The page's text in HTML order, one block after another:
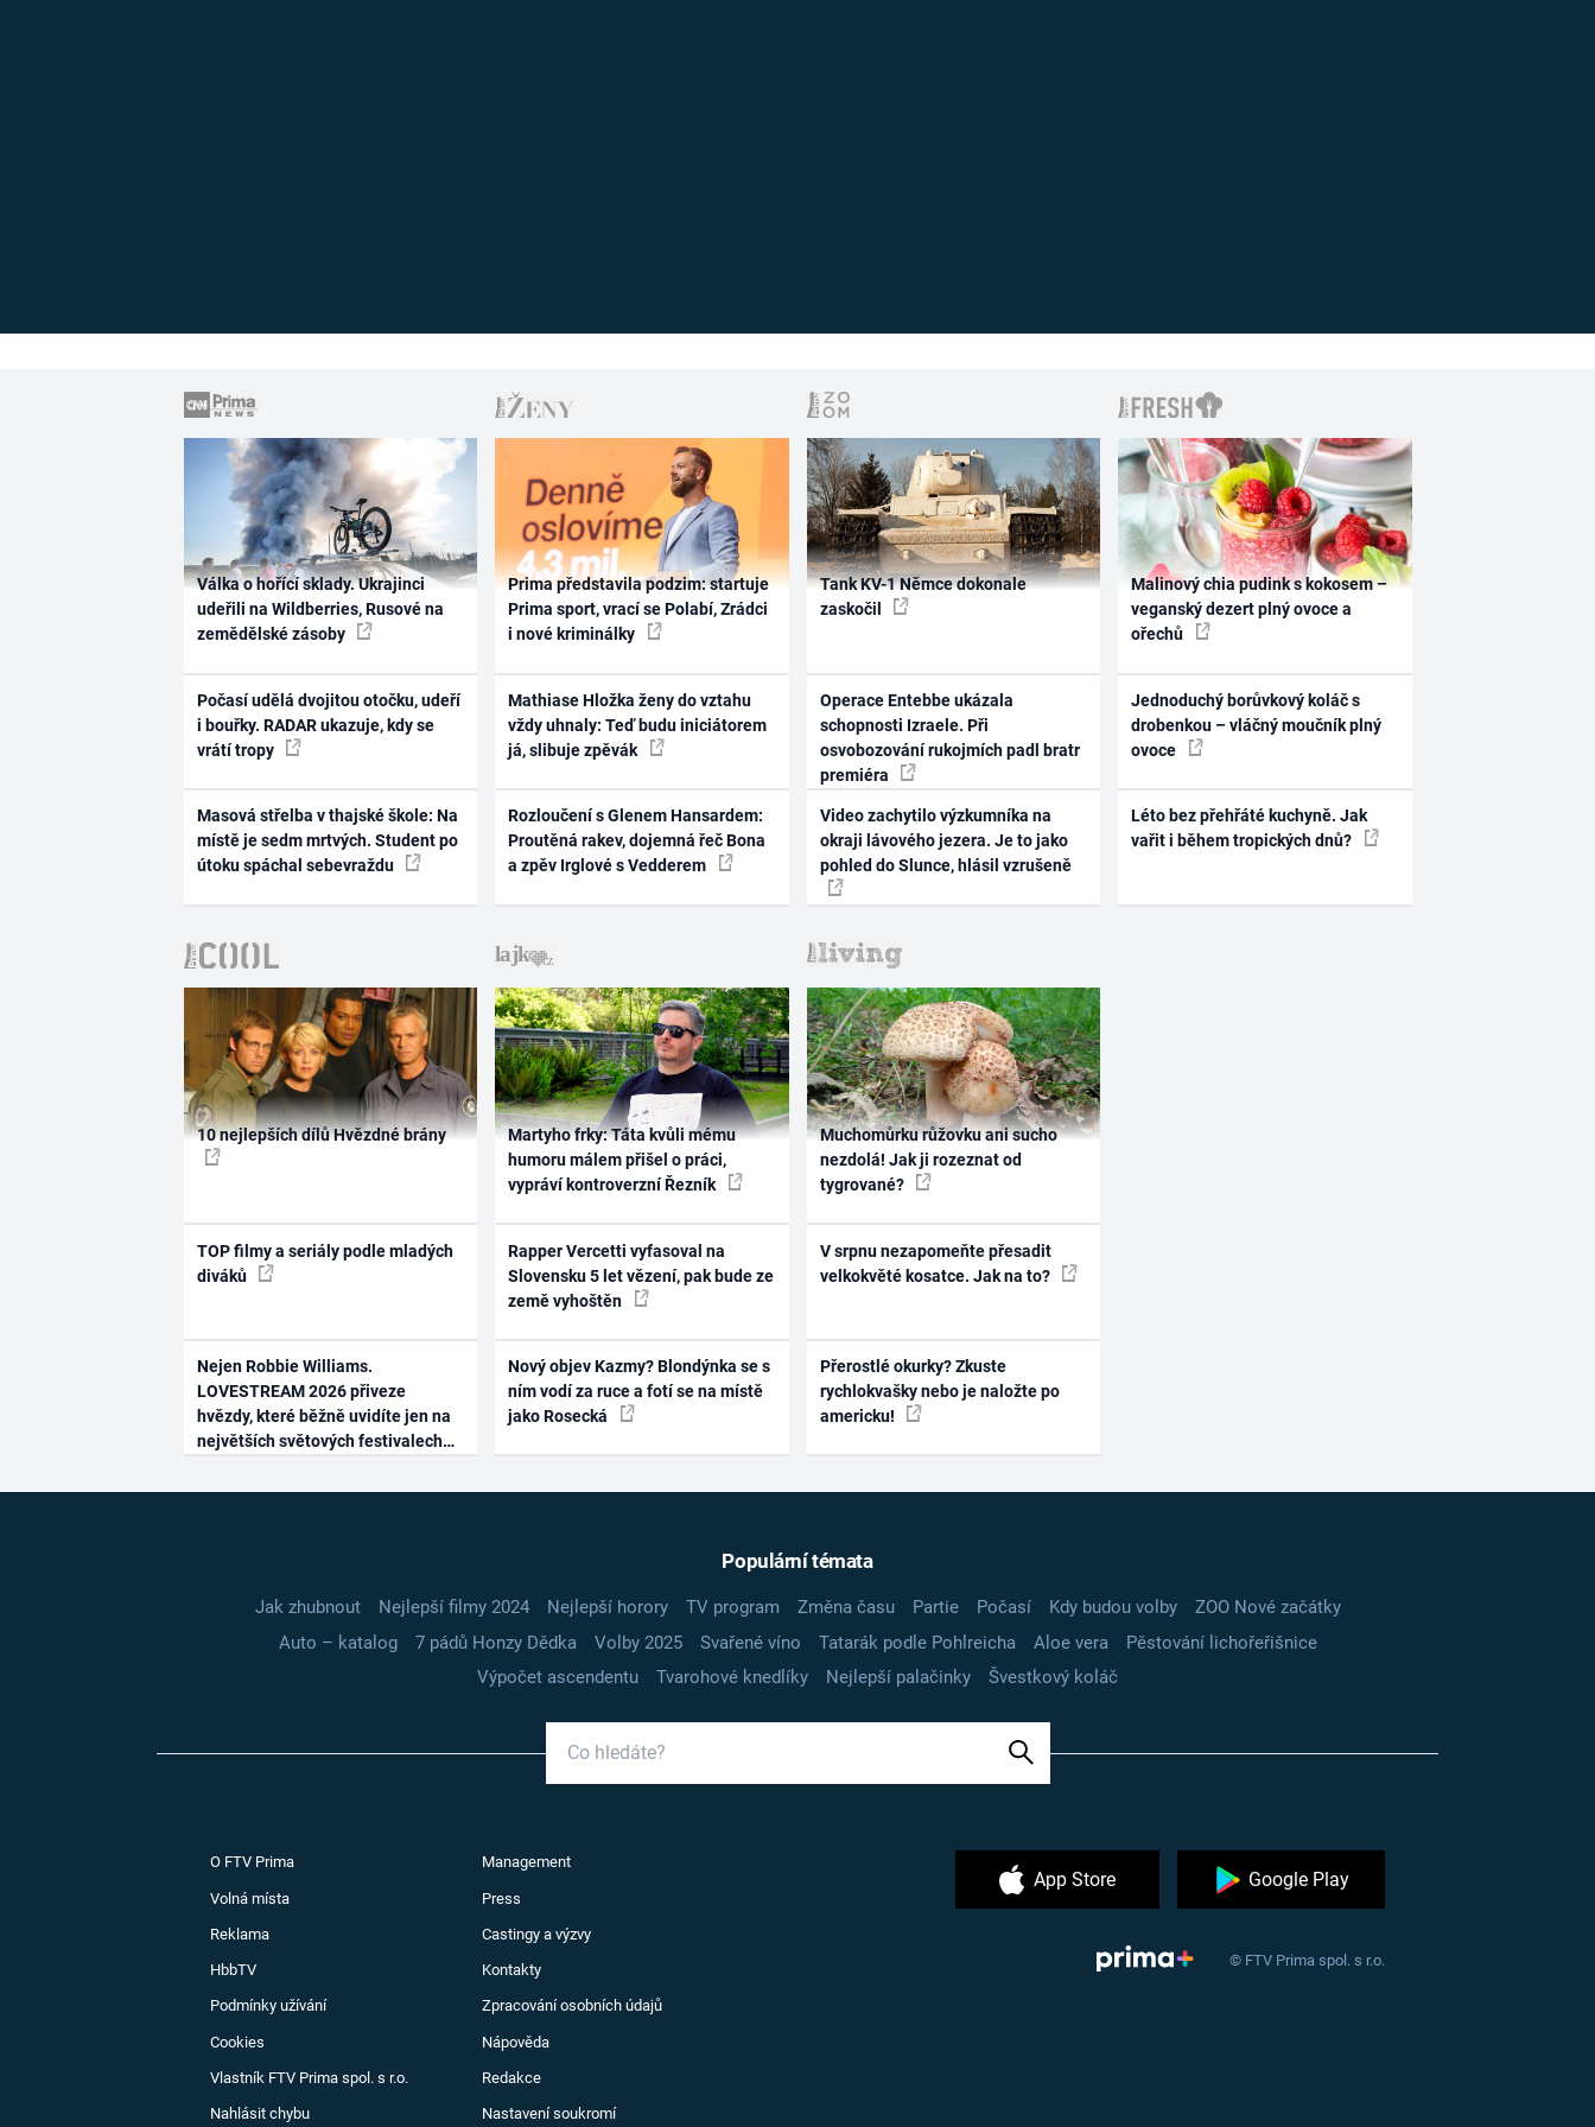
Válka o hořící sklady. Ukrajinci
udeřili na Wildberries, Rusové na
zemědělské zásoby
Počasí udělá dvojitou otočku, udeří
i bouřky. RADAR ukazuje, kdy se
vrátí tropy
Masová střelba v thajské škole: Na
místě je sedm mrtvých. Student po
útoku spáchal sebevraždu
Prima představila podzim: startuje
Prima sport, vrací se Polabí, Zrádci
i nové kriminálky
Mathiase Hložka ženy do vztahu
vždy uhnaly: Teď budu iniciátorem
já, slibuje zpěvák
Rozloučení s Glenem Hansardem:
Proutěná rakev, dojemná řeč Bona
a zpěv Irglové s Vedderem
Tank KV-1 Němce dokonale
zaskočil
Operace Entebbe ukázala
schopnosti Izraele. Při
osvobozování rukojmích padl bratr
premiéra
Video zachytilo výzkumníka na
okraji lávového jezera. Je to jako
pohled do Slunce, hlásil vzrušeně
Malinový chia pudink s kokosem –
veganský dezert plný ovoce a
ořechů
Jednoduchý borůvkový koláč s
drobenkou – vláčný moučník plný
ovoce
Léto bez přehřáté kuchyně. Jak
vařit i během tropických dnů?
10 nejlepších dílů Hvězdné brány
TOP filmy a seriály podle mladých
diváků
Nejen Robbie Williams.
LOVESTREAM 2026 přiveze
hvězdy, které běžně uvidíte jen na
největších světových festivalech
Martyho frky: Táta kvůli mému
humoru málem přišel o práci,
vypráví kontroverzní Řezník
Rapper Vercetti vyfasoval na
Slovensku 5 let vězení, pak bude ze
země vyhoštěn
Nový objev Kazmy? Blondýnka se s
ním vodí za ruce a fotí se na místě
jako Rosecká
Muchomůrku růžovku ani sucho
nezdolá! Jak ji rozeznat od
tygrované?
V srpnu nezapomeňte přesadit
velkokvěté kosatce. Jak na to?
Přerostlé okurky? Zkuste
rychlokvašky nebo je naložte po
americku!
Populární témata
Jak zhubnout Nejlepší filmy 2024 Nejlepší horory TV program Změna času Partie Počasí Kdy budou volby
ZOO Nové začátky
Auto – katalog
7 pádů Honzy Dědka Volby 2025 Svařené víno Tatarák podle Pohlreicha Aloe vera
Pěstování lichořeřišnice
Výpočet ascendentu
Tvarohové knedlíky Nejlepší palačinky Švestkový koláč
O FTV Prima Management
Volná místa Press
Reklama Castingy a výzvy
HbbTV Kontakty
Podmínky užívání Zpracování osobních údajů
Cookies Nápověda
Vlastník FTV Prima spol. s r.o. Redakce
Nahlásit chybu Nastavení soukromí
App Store Google Play
© FTV Prima spol. s r.o.